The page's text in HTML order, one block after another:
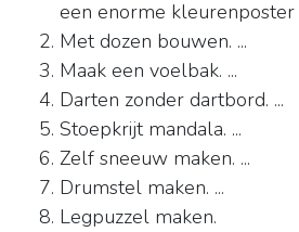
een enorme kleurenposter
Met dozen bouwen. ...
Maak een voelbak. ...
Darten zonder dartbord. ...
Stoepkrijt mandala. ...
Zelf sneeuw maken. ...
Drumstel maken. ...
Legpuzzel maken.